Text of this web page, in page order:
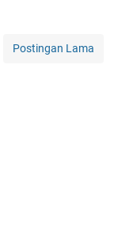
Postingan Lama